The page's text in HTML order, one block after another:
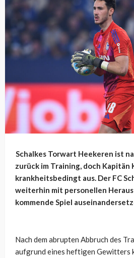
Schalkes Torwart Heekeren ist
zurück im Training, doch Kapitän
krankheitsbedingt aus. Der FC
weiterhin mit personellen
kommende Spiel
Nach dem abrupten Abbruch des
aufgrund eines heftigen Gewitters